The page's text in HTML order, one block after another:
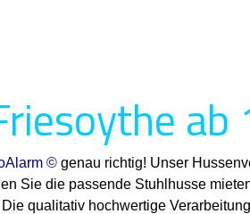
ab
© genau richtig! Unser
Sie die passende Stuhlhusse
qualitativ hochwertige